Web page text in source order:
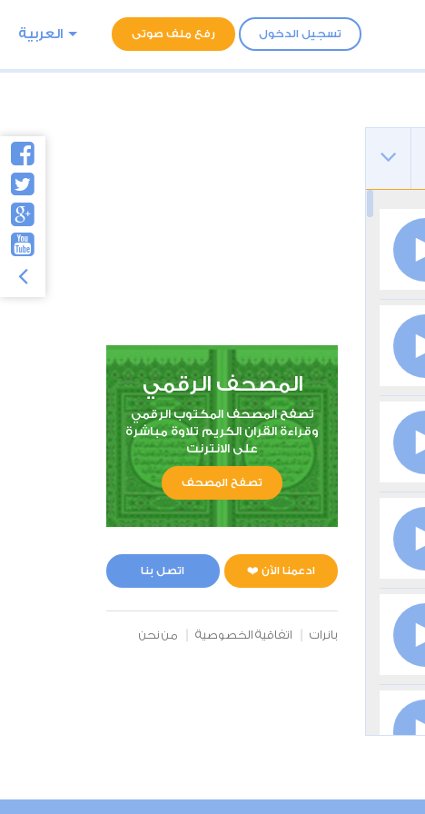
تسجيل الدخول رفع ملف صوتى العربية
المصحف الرقمي
تصفح المصحف المكتوب الرقمي
وقراءة القران الكريم تلاوة مباشرة
على الانترنت
تصفح المصحف
ادعمنا الآن ❤️ اتصل بنا
بانرات اتفاقية الخصوصية من نحن